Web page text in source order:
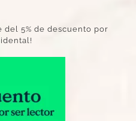
del 5% de descuento por